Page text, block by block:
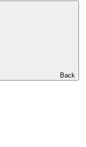
Back